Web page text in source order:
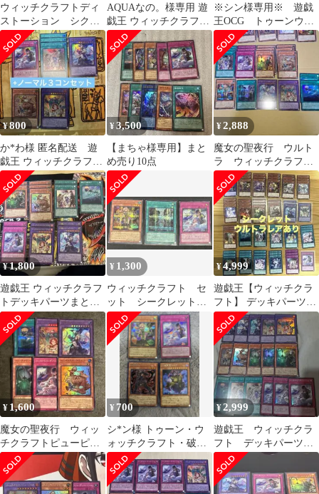
ウィッチクラフトディ
ストーション シク
シークレット
AQUAなの。様専用 遊
戯王 ウィッチクラフト
パーツ4枚セット ※魔
力統轄無し
※シン様専用※ 遊戯
王OCG トゥーンウィ
ッチクラフト破械 シ
ークレット
¥800
か*わ様 匿名配送 遊
戯王 ウィッチクラフト
デッキパーツ +ノーマ
ル３コンセッ
¥3,500
【まちゃ様専用】まと
め売り10点
¥2,888
魔女の聖夜行 ウルト
ラ ウィッチクラフ
ト バイストリート
シークレットほか
¥1,800
遊戯王 ウィッチクラフ
トデッキパーツまとめ
売り
¥ 1,300
ウィッチクラフト セ
ット シークレットレ
ア
¥4,999
遊戯王【ウィッチクラ
フト】 デッキパーツ
おまけあり
¥ 1,600
魔女の聖夜行 ウィッ
チクラフトピューピル
ズ ウィッチクラフト
サンドリヨン 他
¥ 700
シ*ン様 トゥーン・ウ
ォッチクラフト・破
械 シークレットレ
ア まとめ売り
¥2,999
遊戯王 ウィッチクラ
フト デッキパーツ
まとめ セット